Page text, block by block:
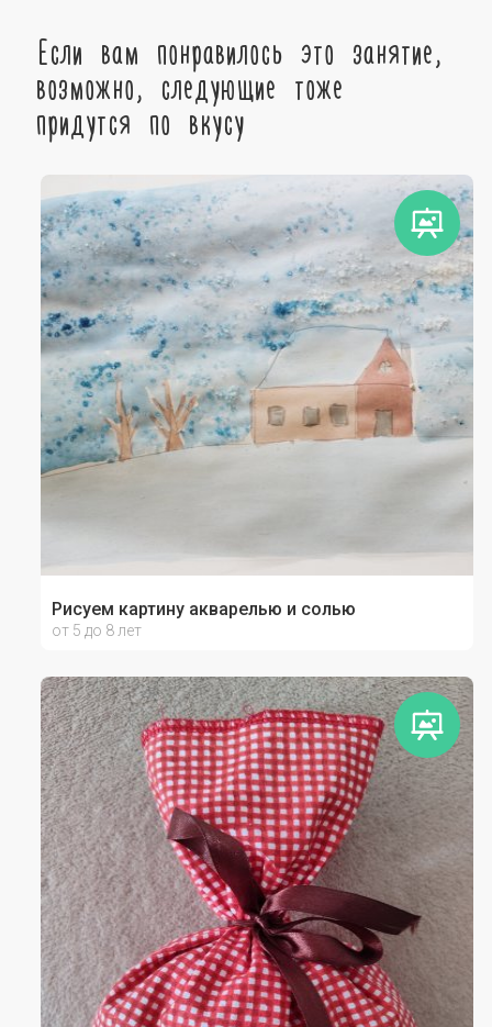
Если вам понравилось это занятие,
возможно, следующие тоже
придутся по вкусу
Рисуем картину акварелью и солью
от 5 до 8 лет